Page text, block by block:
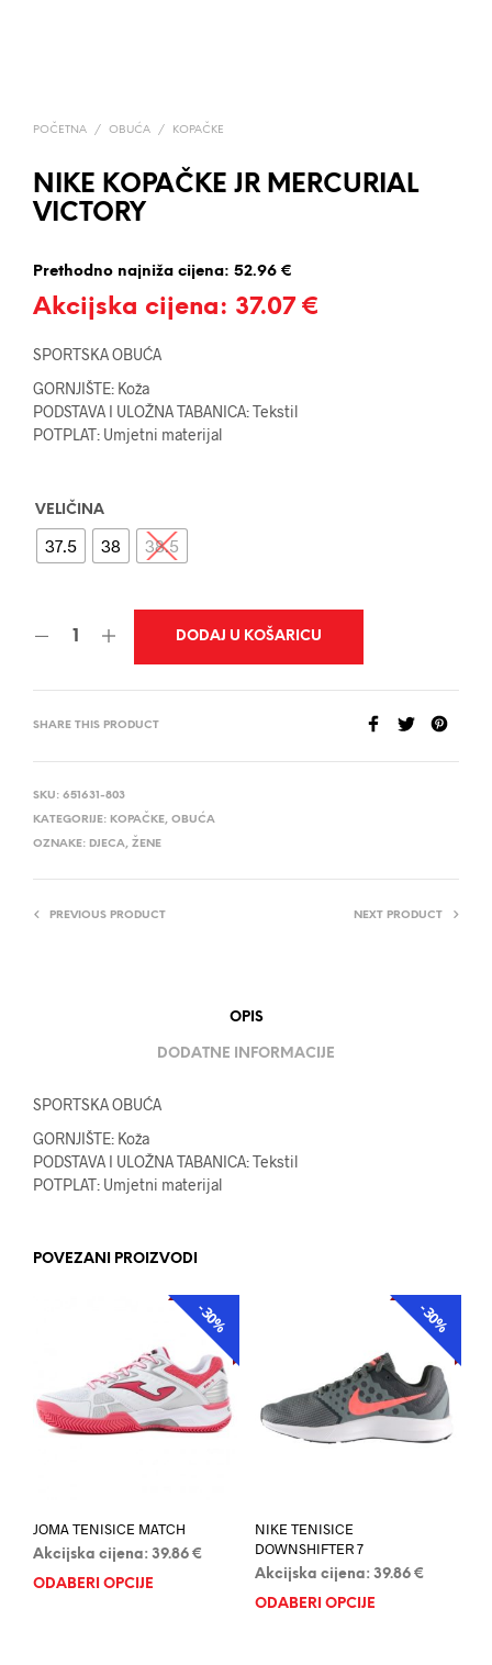
POČETNA / OBUĆA / KOPAČKE
NIKE KOPAČKE JR MERCURIAL
VICTORY
Prethodno najniža cijena: 52.96 €
Akcijska cijena: 37.07 €
SPORTSKA OBUĆA
GORNJIŠTE: Koža
PODSTAVA I ULOŽNA TABANICA: Tekstil
POTPLAT: Umjetni materijal
VELIČINA
37.5 38 38.5
DODAJ U KOŠARICU
SHARE THIS PRODUCT
SKU: 651631-803
KATEGORIJE: KOPAČKE, OBUĆA
OZNAKE: DJECA, ŽENE
PREVIOUS PRODUCT NEXT PRODUCT
OPIS
DODATNE INFORMACIJE
SPORTSKA OBUĆA
GORNJIŠTE: Koža
PODSTAVA I ULOŽNA TABANICA: Tekstil
POTPLAT: Umjetni materijal
POVEZANI PROIZVODI
AKCIJA
-30%
JOMA TENISICE MATCH
Akcijska cijena: 39.86 €
ODABERI OPCIJE
proizvod
AKCIJA
-30%
NIKE TENISICE
DOWNSHIFTER 7
Akcijska cijena: 39.86 €
ODABERI OPCIJE